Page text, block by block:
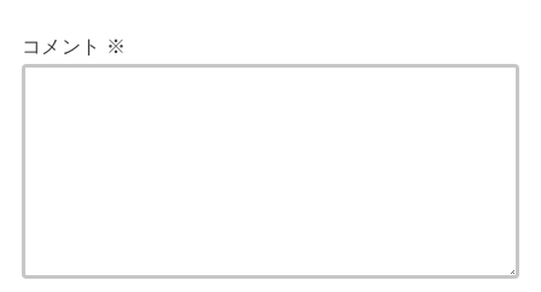
コメント ※